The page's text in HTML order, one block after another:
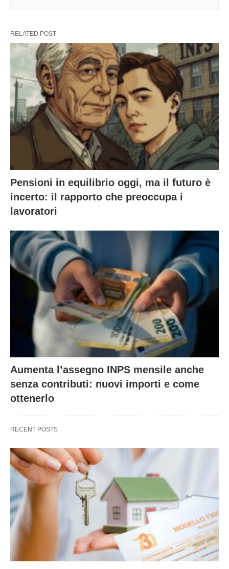
RELATED POST
Pensioni in equilibrio oggi, ma il futuro è
incerto: il rapporto che preoccupa i
lavoratori
Aumenta l’assegno INPS mensile anche
senza contributi: nuovi importi e come
ottenerlo
RECENT POSTS